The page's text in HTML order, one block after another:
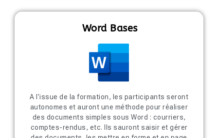
Word Bases
A l’issue de la formation, les participants seront
autonomes et auront une méthode pour réaliser
des documents simples sous Word : courriers,
comptes-rendus, etc. Ils sauront saisir et gérer